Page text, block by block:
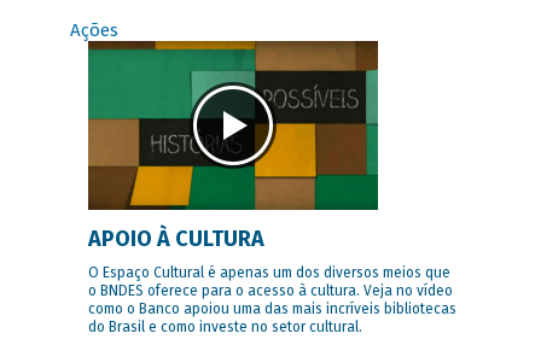
Ações
APOIO À CULTURA
O Espaço Cultural é apenas um dos diversos meios que
o BNDES oferece para o acesso à cultura. Veja no vídeo
como o Banco apoiou uma das mais incríveis bibliotecas
do Brasil e como investe no setor cultural.